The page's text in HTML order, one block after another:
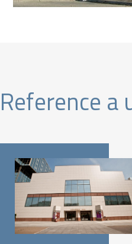
Reference a